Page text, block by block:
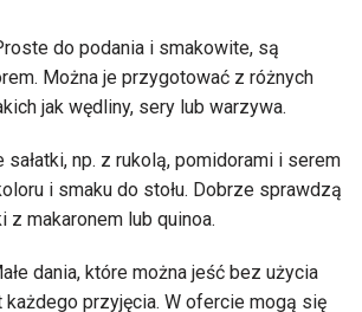
do podania i smakowite, są
Można je przygotować z różnych
jak wędliny, sery lub warzywa.
sałatki, np. z rukolą, pomidorami i serem
i smaku do stołu. Dobrze sprawdzą
z makaronem lub quinoa.
dania, które można jeść bez użycia
każdego przyjęcia. W ofercie mogą się